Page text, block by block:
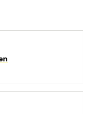
cookie YouTube :
privacy